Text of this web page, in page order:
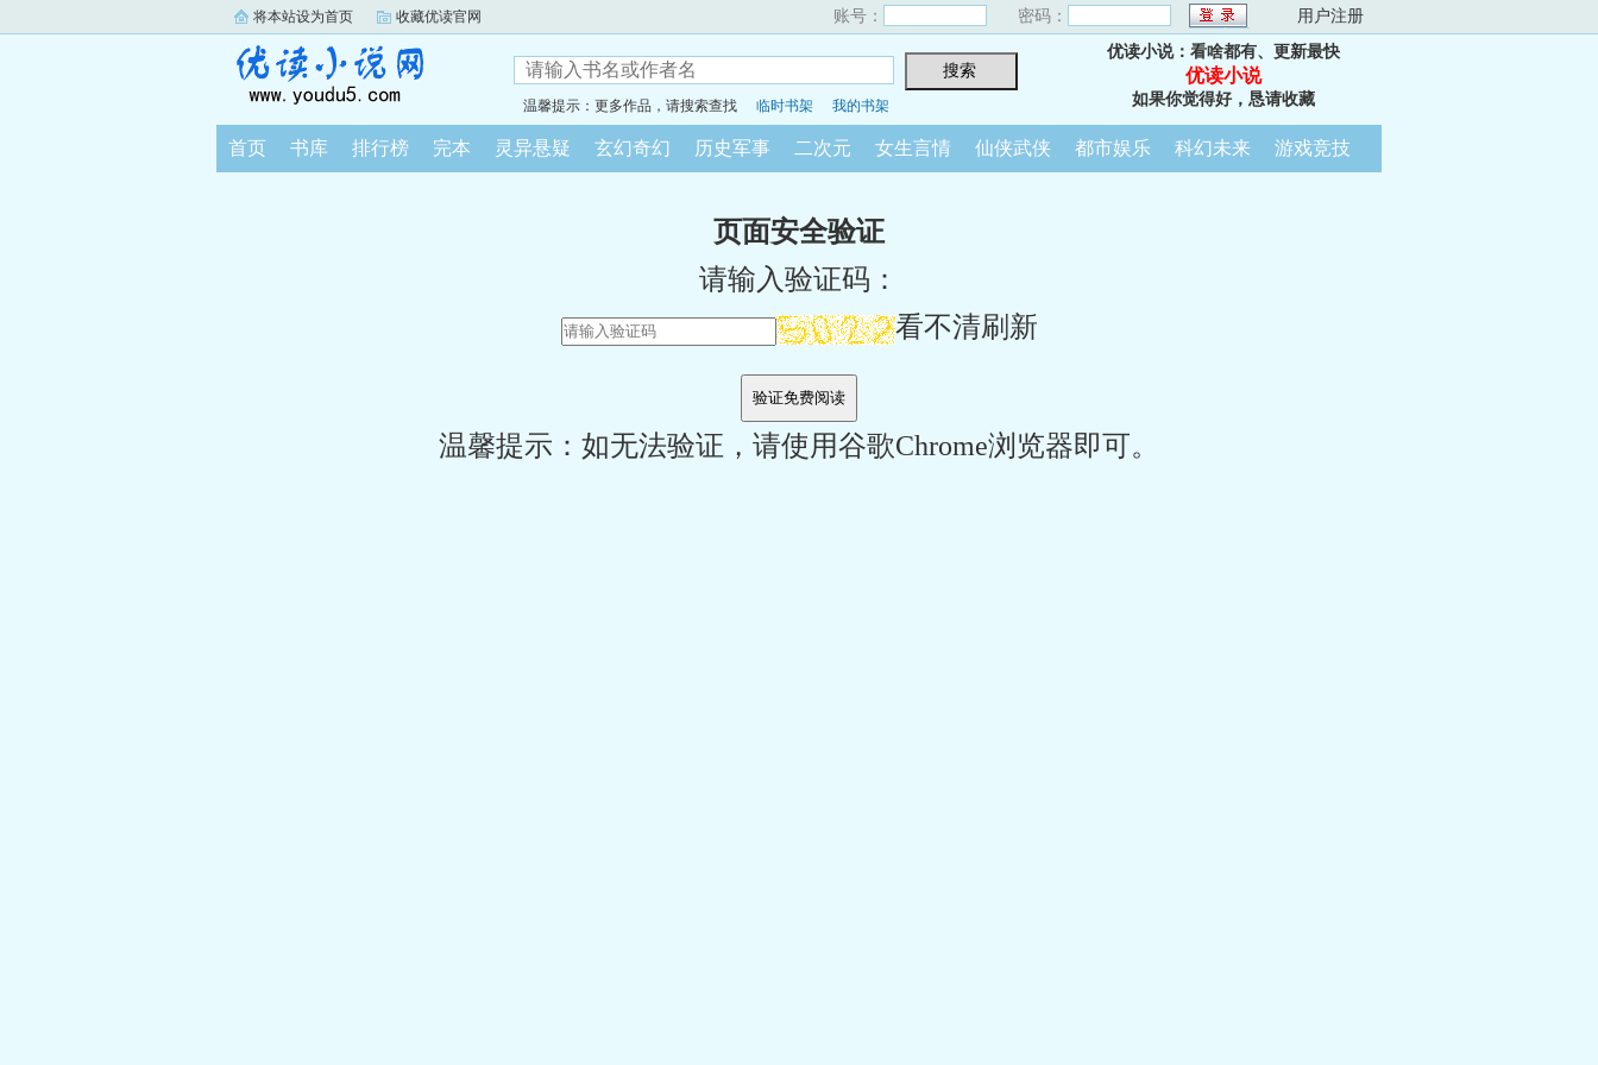
将本站设为首页 收藏优读官网 账号： 密码： 用户注册
温馨提示：更多作品，请搜索查找 临时书架 我的书架
优读小说：看啥都有、更新最快
优读小说
如果你觉得好，恳请收藏
首页 书库 排行榜 完本 灵异悬疑 玄幻奇幻 历史军事 二次元 女生言情 仙侠武侠 都市娱乐 科幻未来 游戏竞技
页面安全验证
请输入验证码：
看不清刷新
温馨提示：如无法验证，请使用谷歌Chrome浏览器即可。